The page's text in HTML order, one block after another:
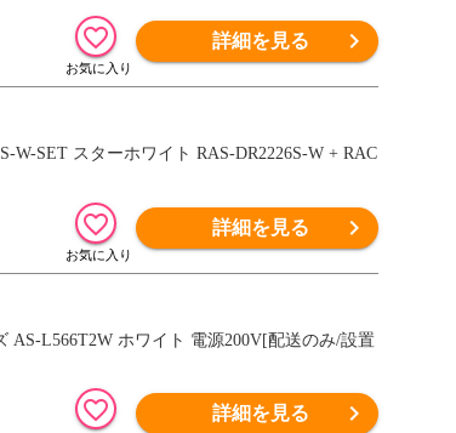
詳細を見る
W-SET スターホワイト RAS-DR2226S-W + RAC
詳細を見る
AS-L566T2W ホワイト 電源200V[配送のみ/設置
詳細を見る